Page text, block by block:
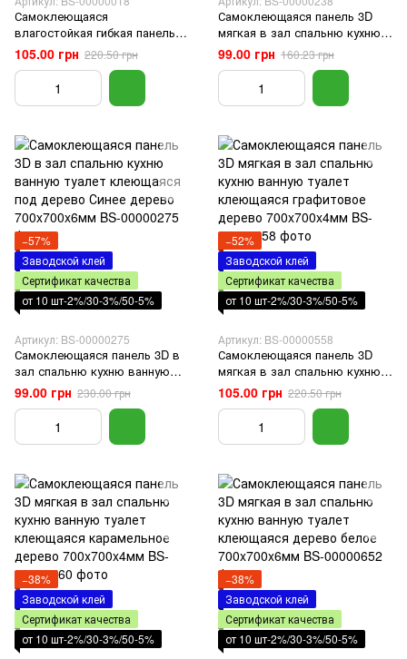
Самоклеющаяся
влагостойкая гибкая панель
3D самоклейка пвх для стен
под темный дуб 700x700x5мм
105.00 грн 220.50 грн
Самоклеющаяся панель 3D
мягкая в зал спальню кухню
ванную туалет клеющаяся
мятное дерево 700x700x5мм
99.00 грн 160.23 грн
−57%
Заводской клей
Сертификат качества
от 10 шт-2%/30-3%/50-5%
Артикул: BS-00000275
Самоклеющаяся панель 3D в
зал спальню кухню ванную
туалет клеющаяся под
дерево Синее дерево
700x700x6мм
99.00 грн 230.00 грн
−52%
Заводской клей
Сертификат качества
от 10 шт-2%/30-3%/50-5%
Артикул: BS-00000558
Самоклеющаяся панель 3D
мягкая в зал спальню кухню
ванную туалет клеющаяся
графитовое дерево
700x700x4мм
105.00 грн 220.50 грн
−38%
Заводской клей
Сертификат качества
от 10 шт-2%/30-3%/50-5%
−38%
Заводской клей
Сертификат качества
от 10 шт-2%/30-3%/50-5%